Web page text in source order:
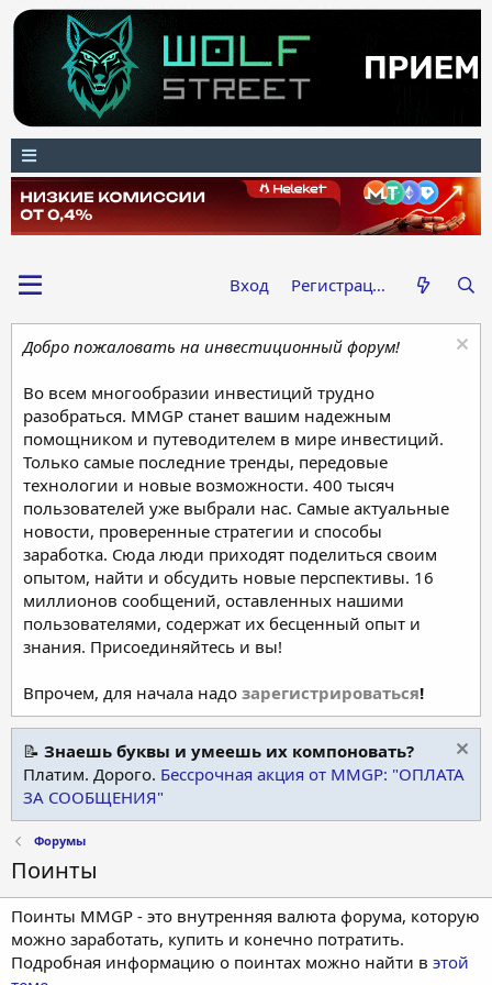
Вход Регистрация
Добро пожаловать на инвестиционный форум!
Во всем многообразии инвестиций трудно
разобраться. MMGP станет вашим надежным
помощником и путеводителем в мире инвестиций.
Только самые последние тренды, передовые
технологии и новые возможности. 400 тысяч
пользователей уже выбрали нас. Самые актуальные
новости, проверенные стратегии и способы
заработка. Сюда люди приходят поделиться своим
опытом, найти и обсудить новые перспективы. 16
миллионов сообщений, оставленных нашими
пользователями, содержат их бесценный опыт и
знания. Присоединяйтесь и вы!
Впрочем, для начала надо зарегистрироваться!
📝 Знаешь буквы и умеешь их компоновать?
Платим. Дорого. Бессрочная акция от MMGP: "ОПЛАТА
ЗА СООБЩЕНИЯ"
Форумы
Поинты
Поинты MMGP - это внутренняя валюта форума, которую
можно заработать, купить и конечно потратить.
Подробная информацию о поинтах можно найти в этой